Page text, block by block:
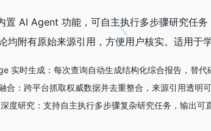
置 AI Agent 功能，可自主执行多步骤研究任
均附有原始来源引用，方便用户核实。适用于
实时生成：每次查询自动生成结构化综合报告，替代
合：跨平台抓取权威数据并去重整合，来源引用透明
度研究：支持自主执行多步骤复杂研究任务，输出可